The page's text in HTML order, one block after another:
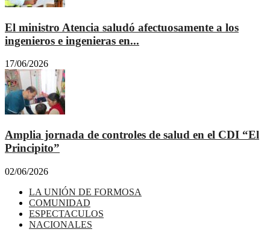
El ministro Atencia saludó afectuosamente a los
ingenieros e ingenieras en...
17/06/2026
Amplia jornada de controles de salud en el CDI “El
Principito”
02/06/2026
LA UNIÓN DE FORMOSA
COMUNIDAD
ESPECTACULOS
NACIONALES